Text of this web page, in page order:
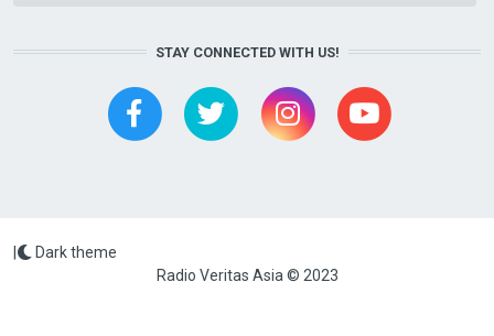
STAY CONNECTED WITH US!
Radio Veritas Asia © 2023
Dark theme